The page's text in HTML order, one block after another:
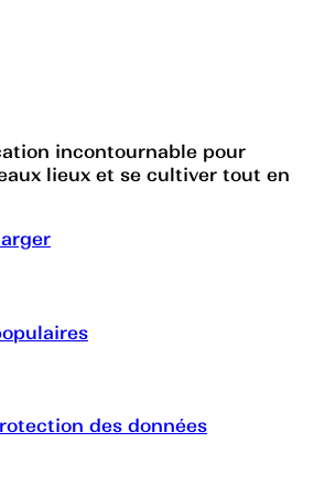
incontournable pour
lieux et se cultiver tout en
des données